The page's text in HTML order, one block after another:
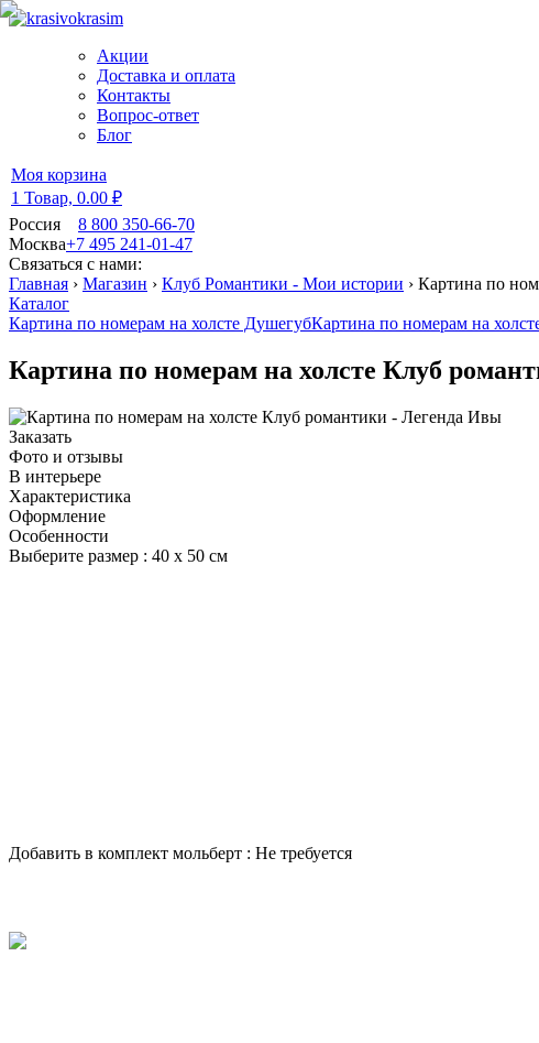
Акции
Доставка и оплата
Контакты
Вопрос-ответ
Блог
Моя корзина
1 Товар, 0.00 ₽
Россия
8 800 350-66-70
Москва+7 495 241-01-47
Связаться с нами:
Главная › Магазин › Клуб Романтики - Мои истории › Картина по
Каталог
Картина по номерам на холсте ДушегубКартина по номерам на
Картина по номерам на холсте Клуб
Заказать
Фото и отзывы
В интерьере
Характеристика
Оформление
Особенности
Выберите размер : 40 х 50 см
Добавить в комплект мольберт : Не требуется